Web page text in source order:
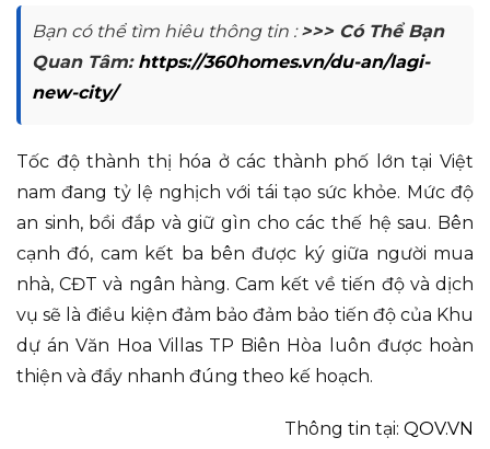
Bạn có thể tìm hiêu thông tin :>>> Có Thể Bạn
Quan Tâm: https://360homes.vn/du-an/lagi-
new-city/
Tốc độ thành thị hóa ở các thành phố lớn tại Việt
nam đang tỷ lệ nghịch với tái tạo sức khỏe. Mức độ
an sinh, bồi đắp và giữ gìn cho các thế hệ sau. Bên
cạnh đó, cam kết ba bên được ký giữa người mua
nhà, CĐT và ngân hàng. Cam kết về tiến độ và dịch
vụ sẽ là điều kiện đảm bảo đảm bảo tiến độ của Khu
dự án Văn Hoa Villas TP Biên Hòa luôn được hoàn
thiện và đẩy nhanh đúng theo kế hoạch.
Thông tin tại: QOV.VN